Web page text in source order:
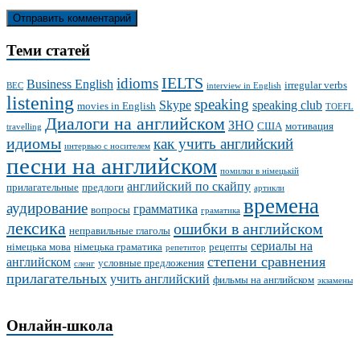
Теми статей
BEC Business English idiomsIELTS interview in English irregular verbs
listening movies in English Skype speaking speaking club TOEFL
travelling Диалоги на английском ЗНО США мотивация
идиомы интервью с носителем как учить английский
песни на английском помилки в німецькій
прилагательные предлоги английский по скайпу артикли
аудирование вопросы грамматика граматика времена
лексика неправильные глаголы ошибки в английском
німецька мова німецька граматика репетитор рецепты сериалы на
английском сленг условные предложения степени сравнения
прилагательных учить английский фильмы на английском экзамены
Онлайн-школа